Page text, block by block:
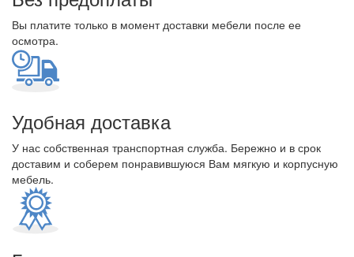
Вы платите только в момент доставки мебели после ее
осмотра.
Удобная доставка
У нас собственная транспортная служба. Бережно и в срок
доставим и соберем понравившуюся Вам мягкую и корпусную
мебель.